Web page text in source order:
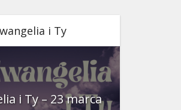
i Ty
i Ty – 23 marca